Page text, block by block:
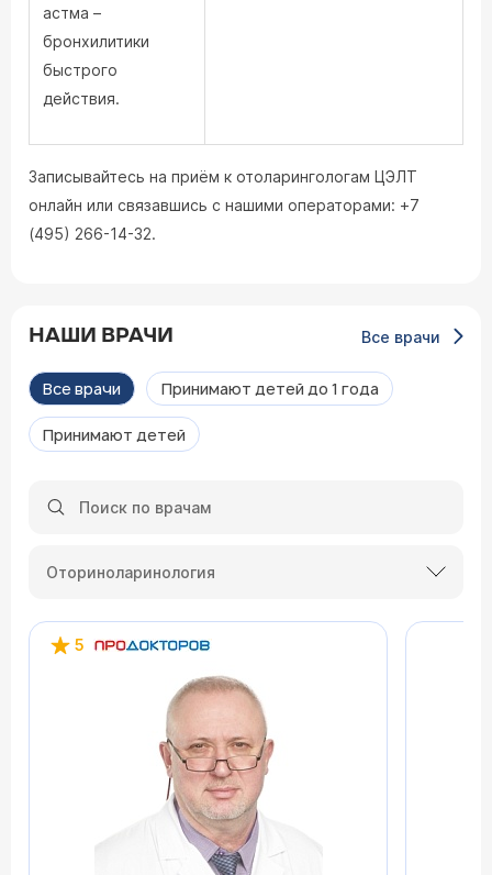
астма –
бронхилитики
быстрого
действия.
Записывайтесь на приём к отоларингологам ЦЭЛТ
онлайн или связавшись с нашими операторами: +7
(495) 266-14-32.
НАШИ ВРАЧИ Все врачи
Все врачи Принимают детей до 1 года
Принимают детей
Оториноларинология
5